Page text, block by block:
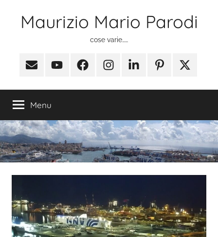
Maurizio Mario Parodi
cose varie……
Email YoutubeFacebookInstagramLinkedinPinterest
X
Twitter)
Menu